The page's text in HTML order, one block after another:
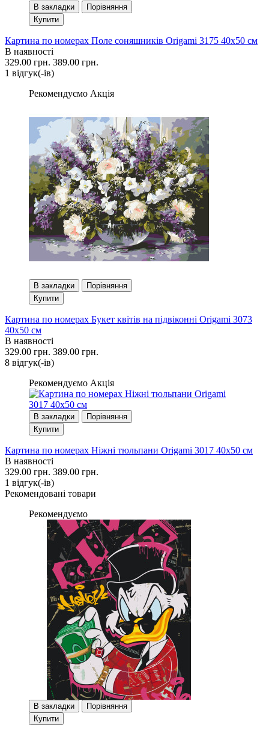
В закладки
Порівняння
Купити
Картина по номерах Поле соняшників Origami 3175 40x50 см
В наявності
329.00 грн. 389.00 грн.
1 вiдгук(-iв)
Рекомендуємо Акція
В закладки
Порівняння
Купити
Картина по номерах Букет квітів на підвіконні Origami 3073
40x50 см
В наявності
329.00 грн. 389.00 грн.
8 вiдгук(-iв)
Рекомендуємо Акція
В закладки
Порівняння
Купити
Картина по номерах Ніжні тюльпани Origami 3017 40x50 см
В наявності
329.00 грн. 389.00 грн.
1 вiдгук(-iв)
Рекомендовані товари
Рекомендуємо
В закладки
Порівняння
Купити